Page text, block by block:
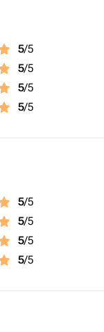
5/5
5/5
5/5
5/5
5/5
5/5
5/5
5/5